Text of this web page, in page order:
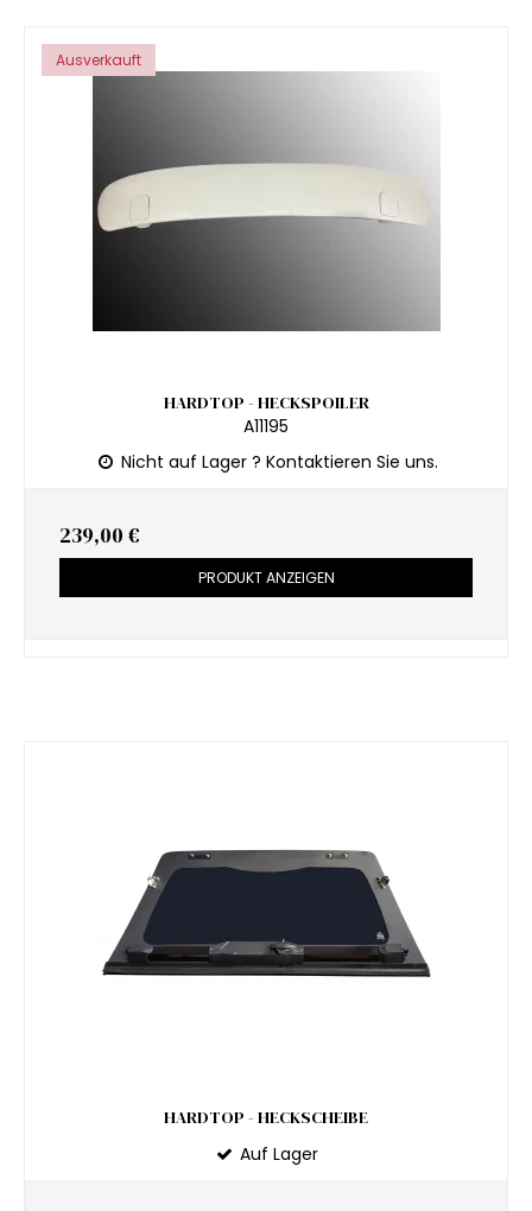
Ausverkauft
HARDTOP - HECKSPOILER
A11195
Nicht auf Lager ? Kontaktieren Sie uns.
239,00 €
PRODUKT ANZEIGEN
HARDTOP - HECKSCHEIBE
Auf Lager